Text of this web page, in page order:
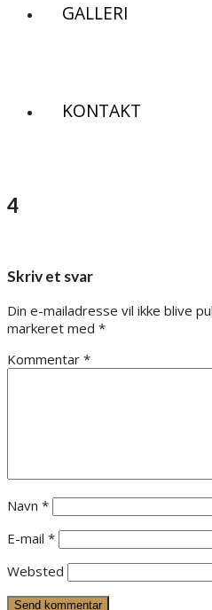
GALLERI
KONTAKT
4
Skriv et svar
Din e-mailadresse vil ikke blive
markeret med *
Kommentar *
Navn *
E-mail *
Websted